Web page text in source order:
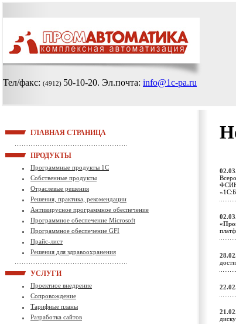
Тел/факс: (4912) 50-10-20. Эл.почта: info@1c-pa.ru
ГЛАВНАЯ СТРАНИЦА
ПРОДУКТЫ
Программные продукты 1С
Собственные продукты
Отраслевые решения
Решения, практика, рекомендации
Антивирусное программное обеспечение
Программное обеспечение Microsoft
Программное обеспечение GFI
Прайс-лист
Решения для здравоохранения
УСЛУГИ
Проектное внедрение
Сопровождение
Тарифные планы
Разработка сайтов